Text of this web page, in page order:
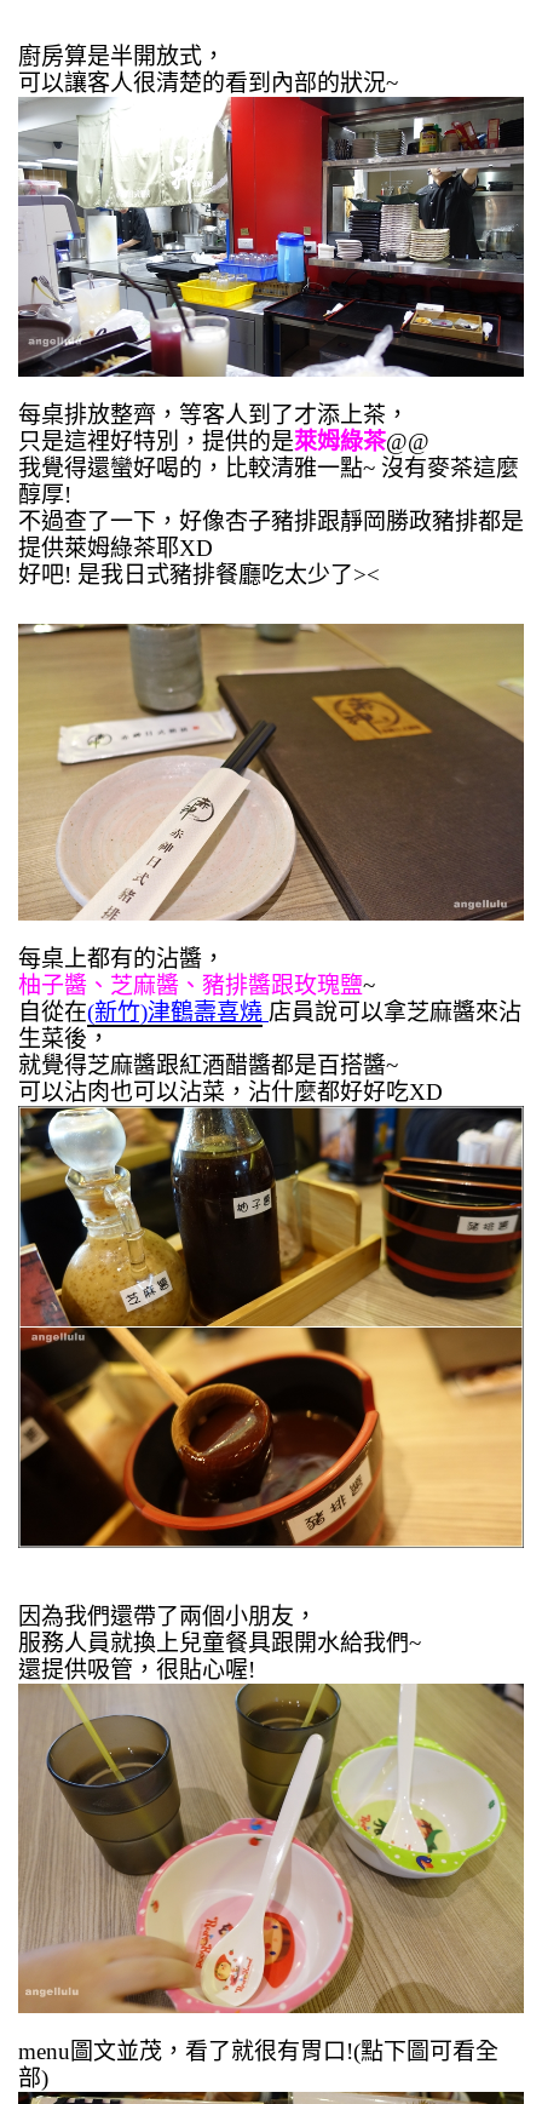
廚房算是半開放式，
可以讓客人很清楚的看到內部的狀況~
每桌排放整齊，等客人到了才添上茶，
只是這裡好特別，提供的是萊姆綠茶@@
我覺得還蠻好喝的，比較清雅一點~ 沒有麥茶這麼
醇厚!
不過查了一下，好像杏子豬排跟靜岡勝政豬排都是
提供萊姆綠茶耶XD
好吧! 是我日式豬排餐廳吃太少了><
每桌上都有的沾醬，
柚子醬、芝麻醬、豬排醬跟玫瑰鹽~
自從在(新竹)津鶴壽喜燒 店員說可以拿芝麻醬來沾
生菜後，
就覺得芝麻醬跟紅酒醋醬都是百搭醬~
可以沾肉也可以沾菜，沾什麼都好好吃XD
因為我們還帶了兩個小朋友，
服務人員就換上兒童餐具跟開水給我們~
還提供吸管，很貼心喔!
menu圖文並茂，看了就很有胃口!(點下圖可看全
部)